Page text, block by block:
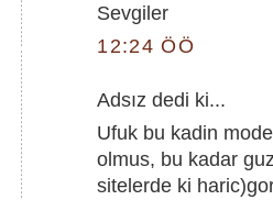
Sevgiler
12:24 ÖÖ
Adsız dedi ki...
Ufuk bu kadin
olmus, bu kadar
sitelerde ki